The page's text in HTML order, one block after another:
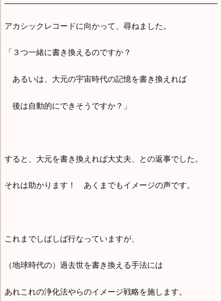
アカシックレコードに向かって、尋ねました。
「３つ一緒に書き換えるのですか？
あるいは、大元の宇宙時代の記憶を書き換えれば
後は自動的にできそうですか？」
すると、大元を書き換えれば大丈夫、との返事でした。
それは助かります！ あくまでもイメージの声です。
これまでしばしば行なっていますが、
（地球時代の）過去世を書き換える手法には
あれこれの浄化法やらのイメージ戦略を施します。